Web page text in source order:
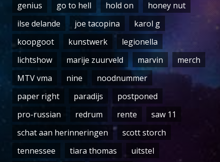
genius
go to hell hold on
honey nut
ilse delande
joe tacopina
karol g
koopgoot
kunstwerk
legionella
lichtshow
marije zuurveld marvin
merch
MTV vma
nine
noodnummer
paper right
paradijs
postponed
pro-russian
redrum rente
saw 11
schat aan herinneringen
scott storch
tennessee
tiara thomas
uitstel